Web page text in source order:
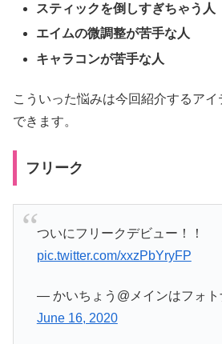
スティックを倒しすぎちゃう人
エイムの微調整が苦手な人
キャラコンが苦手な人
こういった悩みは今回紹介するア
できます。
フリーク
ついにフリークデビュー！！
pic.twitter.com/xxzPbYryFP
— かいちょう@メインはフォト
June 16, 2020